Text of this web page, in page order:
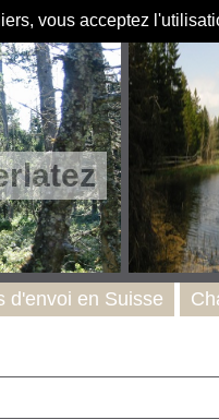
vous acceptez
d'envoi en Suisse